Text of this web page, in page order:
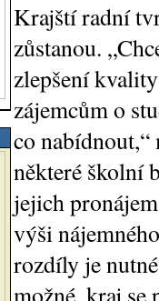
Krajští radní
zůstanou.
zlepšení
zájemcům o
co
některé školní
jejich
výši
rozdíly je
možné, kraj se